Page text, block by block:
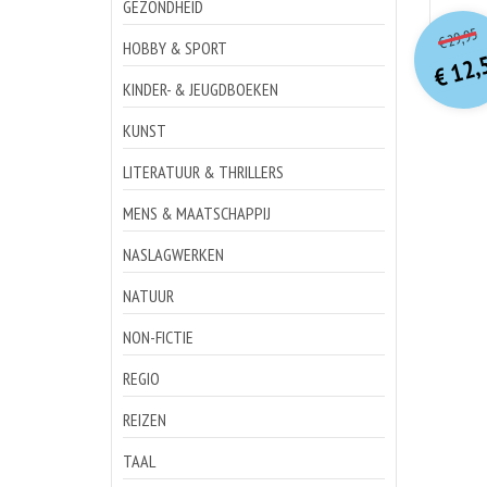
GEZONDHEID
HOBBY & SPORT
KINDER- & JEUGDBOEKEN
KUNST
LITERATUUR & THRILLERS
MENS & MAATSCHAPPIJ
NASLAGWERKEN
NATUUR
NON-FICTIE
REGIO
REIZEN
TAAL
€29,95
€